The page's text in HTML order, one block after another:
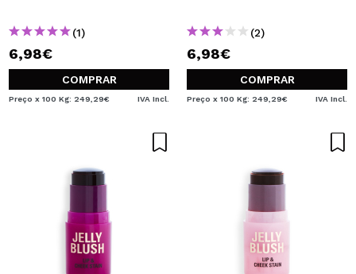
(1)
6,98€
COMPRAR
Preço x 100 Kg: 249,29€ IVA Incl.
(2)
6,98€
COMPRAR
Preço x 100 Kg: 249,29€ IVA Incl.